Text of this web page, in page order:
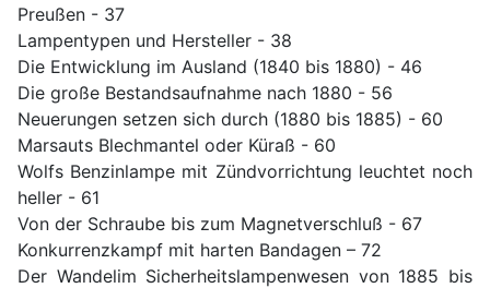
Preußen - 37
Lampentypen und Hersteller - 38
Die Entwicklung im Ausland (1840 bis 1880) - 46
Die große Bestandsaufnahme nach 1880 - 56
Neuerungen setzen sich durch (1880 bis 1885) - 60
Marsauts Blechmantel oder Küraß - 60
Wolfs Benzinlampe mit Zündvorrichtung leuchtet noch
heller - 61
Von der Schraube bis zum Magnetverschluß - 67
Konkurrenzkampf mit harten Bandagen – 72
Der Wandelim Sicherheitslampenwesen von 1885 bis